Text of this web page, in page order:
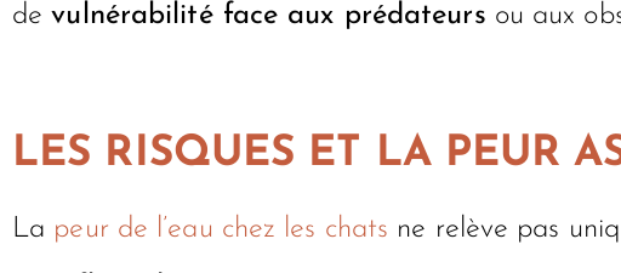
devulnérabilité face aux prédateurs ou aux
LES RISQUES ET LA PEUR
La peur de l’eau chez les chats ne relève pas